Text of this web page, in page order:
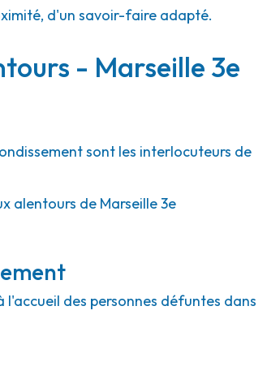
d'un savoir-faire adapté.
- Marseille 3e
sont les interlocuteurs de
alentours de Marseille 3e
des personnes défuntes dans